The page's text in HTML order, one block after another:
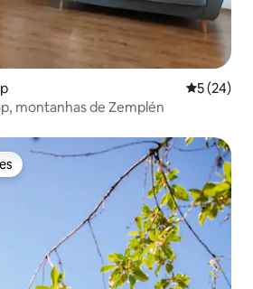
5 (24)
montanhas de Zemplén